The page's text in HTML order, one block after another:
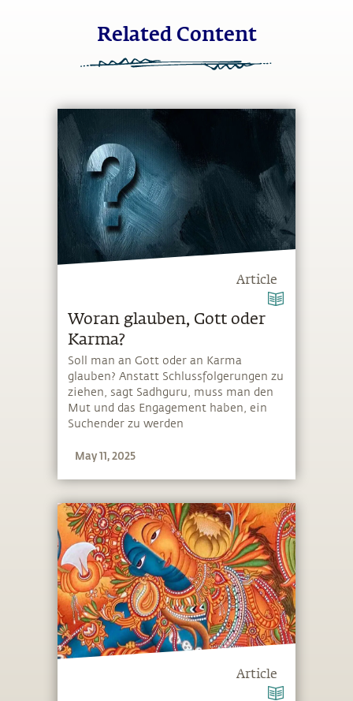
Related Content
Article
Woran glauben, Gott oder
Karma?
Soll man an Gott oder an Karma
glauben? Anstatt Schlussfolgerungen zu
ziehen, sagt Sadhguru, muss man den
Mut und das Engagement haben, ein
Suchender zu werden
May 11, 2025
Article